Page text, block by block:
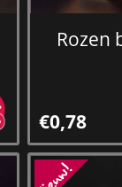
Rozen
€0,78